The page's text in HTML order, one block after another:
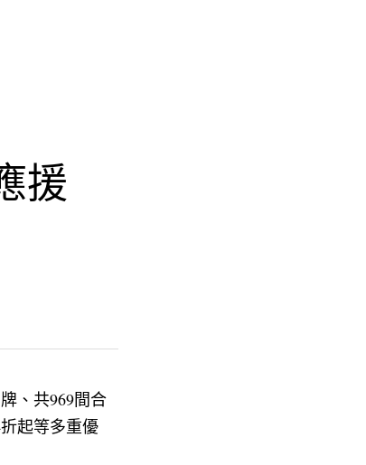
援
、共969間合
起等多重優